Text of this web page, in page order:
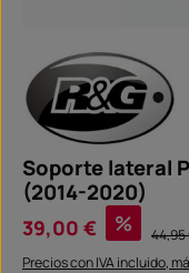
Soporte lateral
(2014-2020)
Precio de venta:
39,00 € % 44,95
Precios con IVA incluido,